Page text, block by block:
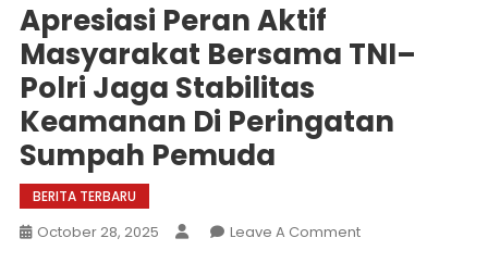
Apresiasi Peran Aktif
Masyarakat Bersama TNI–
Polri Jaga Stabilitas
Keamanan Di Peringatan
Sumpah Pemuda
BERITA TERBARU
October 28, 2025 Leave A CommentOn